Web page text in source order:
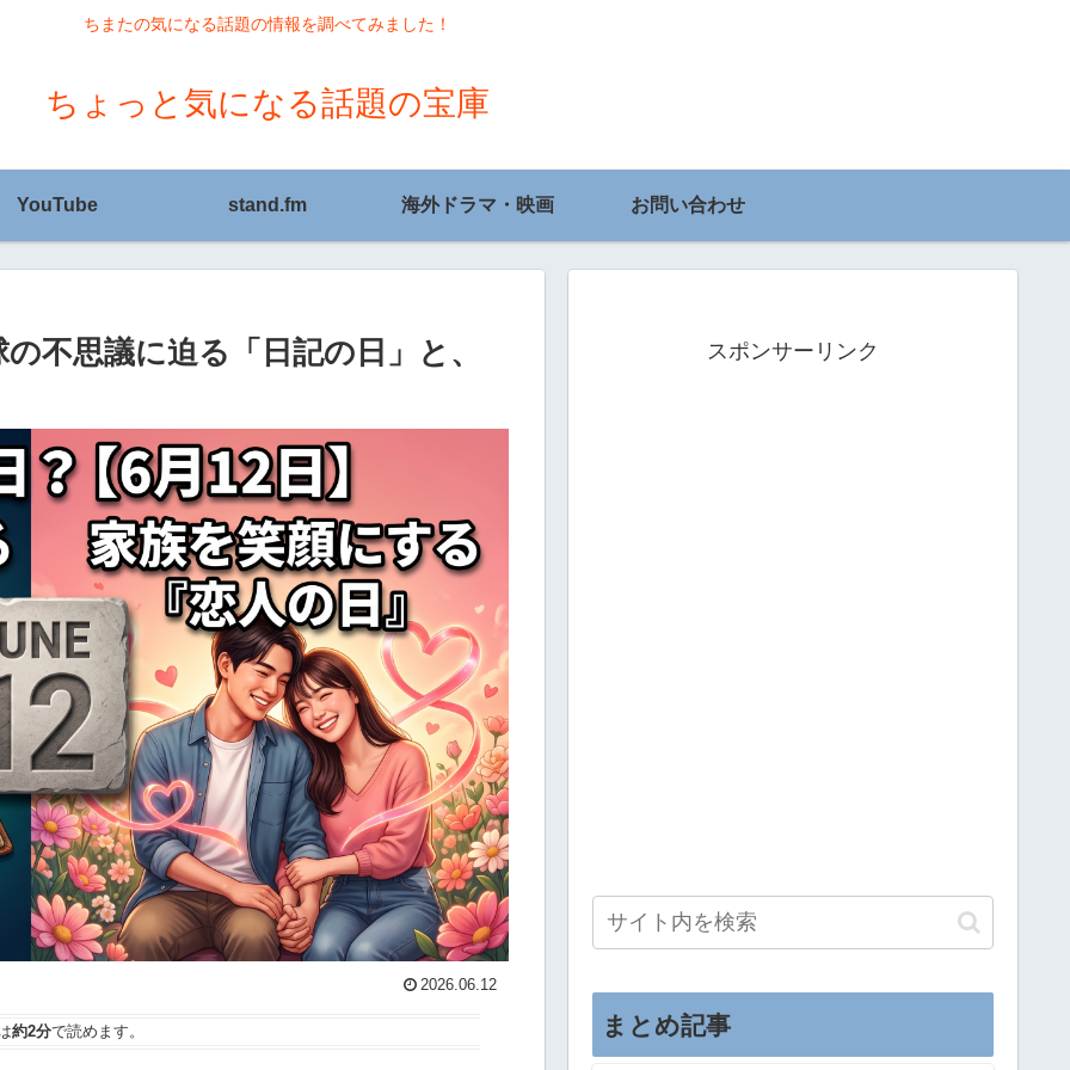
ちまたの気になる話題の情報を調べてみました！
ちょっと気になる話題の宝庫
YouTube stand.fm 海外ドラマ・映画 お問い合わせ
不思議に迫る「日記の日」と、
2026.06.12
約2分で読めます。
スポンサーリンク
まとめ記事